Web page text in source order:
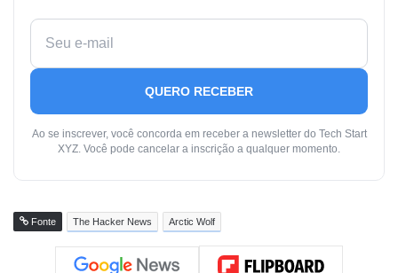
QUERO RECEBER
Ao se inscrever, você concorda em receber a newsletter do Tech Start
XYZ. Você pode cancelar a inscrição a qualquer momento.
Fonte The Hacker News Arctic Wolf